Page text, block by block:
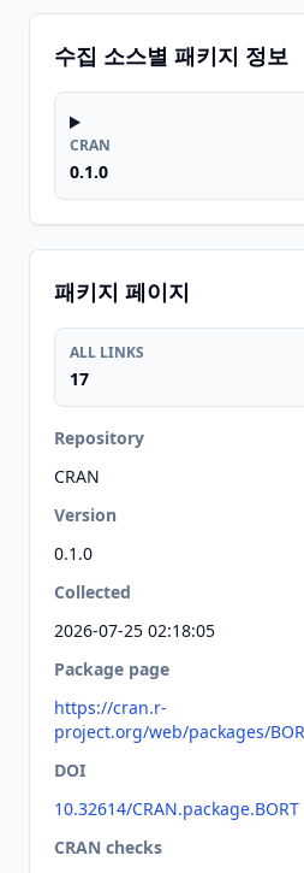
수집 소스별 패키지 정보
CRAN
0.1.0
패키지 페이지
ALL LINKS
17
Repository
CRAN
Version
0.1.0
Collected
2026-07-25 02:18:05
Package page
https://cran.r-
project.org/web/packages/
DOI
10.32614/CRAN.package.BORT
CRAN checks